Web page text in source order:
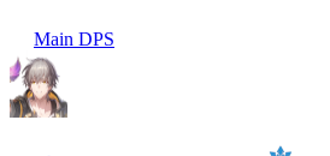
Main DPS